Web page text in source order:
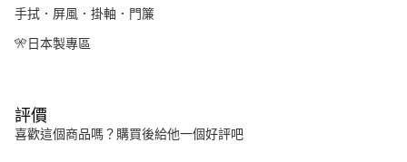
手拭．屏風．掛軸．門簾
🎌日本製專區
評價
喜歡這個商品嗎？購買後給他一個好評吧